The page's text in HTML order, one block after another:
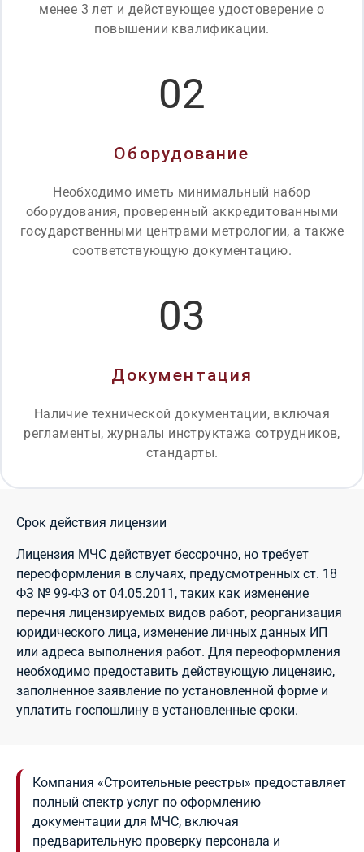
менее 3 лет и действующее удостоверение о
повышении квалификации.
02
Оборудование
Необходимо иметь минимальный набор
оборудования, проверенный аккредитованными
государственными центрами метрологии, а также
соответствующую документацию.
03
Документация
Наличие технической документации, включая
регламенты, журналы инструктажа сотрудников,
стандарты.
Срок действия лицензии
Лицензия МЧС действует бессрочно, но требует
переоформления в случаях, предусмотренных ст. 18
ФЗ № 99-ФЗ от 04.05.2011, таких как изменение
перечня лицензируемых видов работ, реорганизация
юридического лица, изменение личных данных ИП
или адреса выполнения работ. Для переоформления
необходимо предоставить действующую лицензию,
заполненное заявление по установленной форме и
уплатить госпошлину в установленные сроки.
Компания «Строительные реестры» предоставляет
полный спектр услуг по оформлению
документации для МЧС, включая
предварительную проверку персонала и